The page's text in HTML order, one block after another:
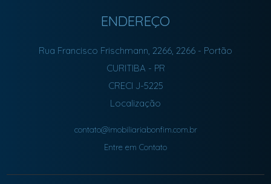
ENDEREÇO
Rua Francisco Frischmann, 2266, 2266 - Portão
CURITIBA - PR
CRECI J-5225
Localização
contato@imobiliariabonfim.com.br
Entre em Contato